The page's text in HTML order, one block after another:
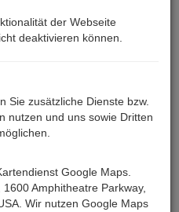
der Webseite
deaktivieren können.
Sie zusätzliche Dienste bzw.
nutzen und uns sowie Dritten
Google Maps.
Amphitheatre Parkway,
Wir nutzen Google Maps
Ferienwohnung Phw 00427